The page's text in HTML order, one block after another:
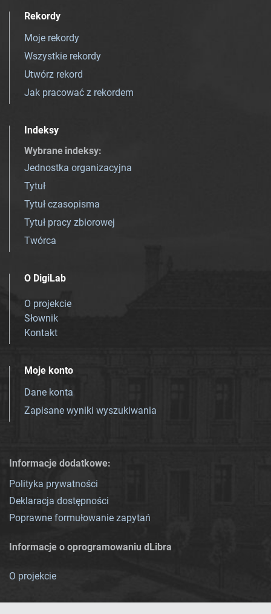
Rekordy
Moje rekordy
Wszystkie rekordy
Utwórz rekord
Jak pracować z rekordem
Indeksy
Wybrane indeksy:
Jednostka organizacyjna
Tytuł
Tytuł czasopisma
Tytuł pracy zbiorowej
Twórca
O DigiLab
O projekcie
Słownik
Kontakt
Moje konto
Dane konta
Zapisane wyniki wyszukiwania
Informacje dodatkowe:
Polityka prywatności
Deklaracja dostępności
Poprawne formułowanie zapytań
Informacje o oprogramowaniu dLibra
O projekcie